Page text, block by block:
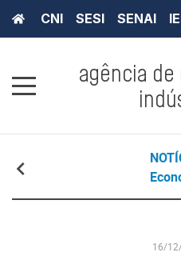
CNI SESI SENAI
agência
16/